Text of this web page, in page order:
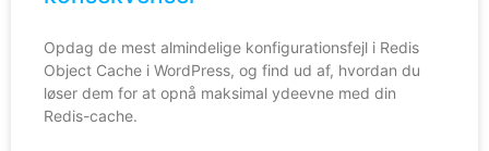
Opdag de mest almindelige konfigurationsfejl i Redis
Object Cache i WordPress, og find ud af, hvordan du
løser dem for at opnå maksimal ydeevne med din
Redis-cache.